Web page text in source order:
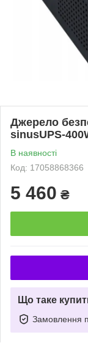
Джерело
sinusUPS-
В наявності
Код: 17058868366
5 460 ₴
Що таке
Замовлення